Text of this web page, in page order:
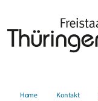
Home Kontakt